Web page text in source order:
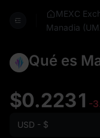
MEXC
Manadia
Qué es
$0.2231 -
USD - $